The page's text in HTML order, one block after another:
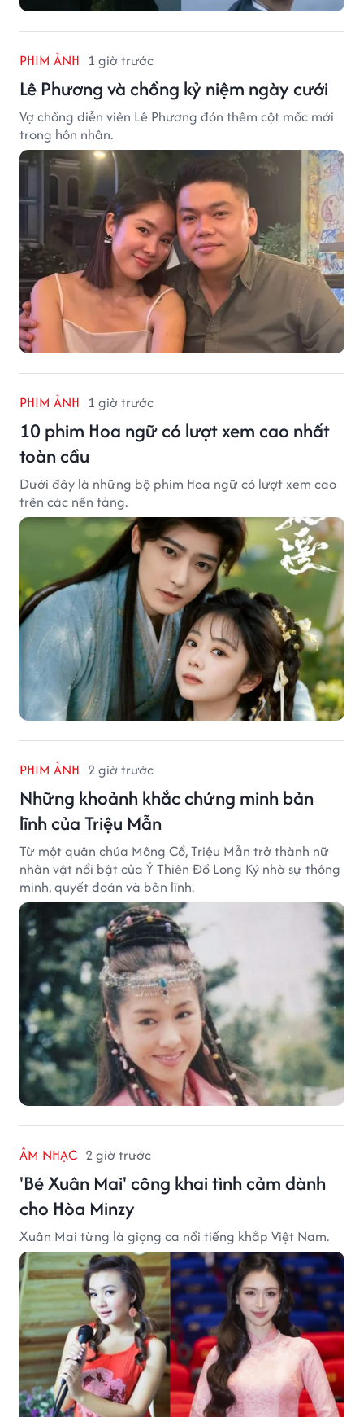
PHIM ẢNH 1 giờ trước
Lê Phương và chồng kỷ niệm ngày cưới
Vợ chồng diễn viên Lê Phương đón thêm cột mốc mới
trong hôn nhân.
PHIM ẢNH 1 giờ trước
10 phim Hoa ngữ có lượt xem cao nhất
toàn cầu
Dưới đây là những bộ phim Hoa ngữ có lượt xem cao
trên các nền tảng.
PHIM ẢNH 2 giờ trước
Những khoảnh khắc chứng minh bản
lĩnh của Triệu Mẫn
Từ một quận chúa Mông Cổ, Triệu Mẫn trở thành nữ
nhân vật nổi bật của Ỷ Thiên Đồ Long Ký nhờ sự thông
minh, quyết đoán và bản lĩnh.
ÂM NHẠC 2 giờ trước
'Bé Xuân Mai' công khai tình cảm dành
cho Hòa Minzy
Xuân Mai từng là giọng ca nổi tiếng khắp Việt Nam.